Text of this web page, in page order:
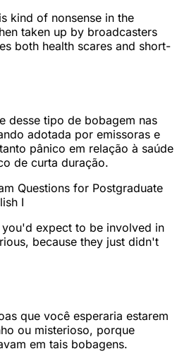
kind of nonsense in the
taken up by broadcasters
both health scares and short-
desse tipo de bobagem nas
adotada por emissoras e
pânico em relação à saúde
de curta duração.
Questions for Postgraduate
I
expect to be involved in
because they just didn't
que você esperaria estarem
ou misterioso, porque
em tais bobagens.